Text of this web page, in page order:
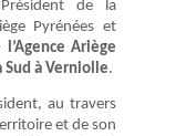
de la
Pyrénées et
Ariège
à Verniolle.
au travers
et de son